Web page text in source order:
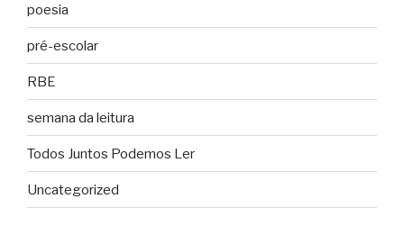
poesia
pré-escolar
RBE
semana da leitura
Todos Juntos Podemos Ler
Uncategorized